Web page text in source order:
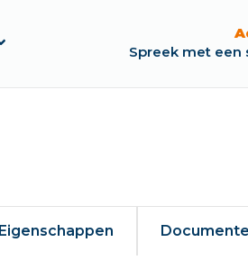
Spreek met een
Eigenschappen